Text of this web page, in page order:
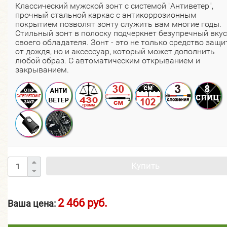
Классический мужской зонт с системой "Антиветер",
прочный стальной каркас с антикоррозионным
покрытием позволят зонту служить вам многие годы.
Стильный зонт в полоску подчеркнет безупречный вкус
своего обладателя. Зонт - это не только средство
от дождя, но и аксессуар, который может дополнить
любой образ.​ С автоматическим открыванием и
закрыванием.
Ваша цена: 2 466 руб.